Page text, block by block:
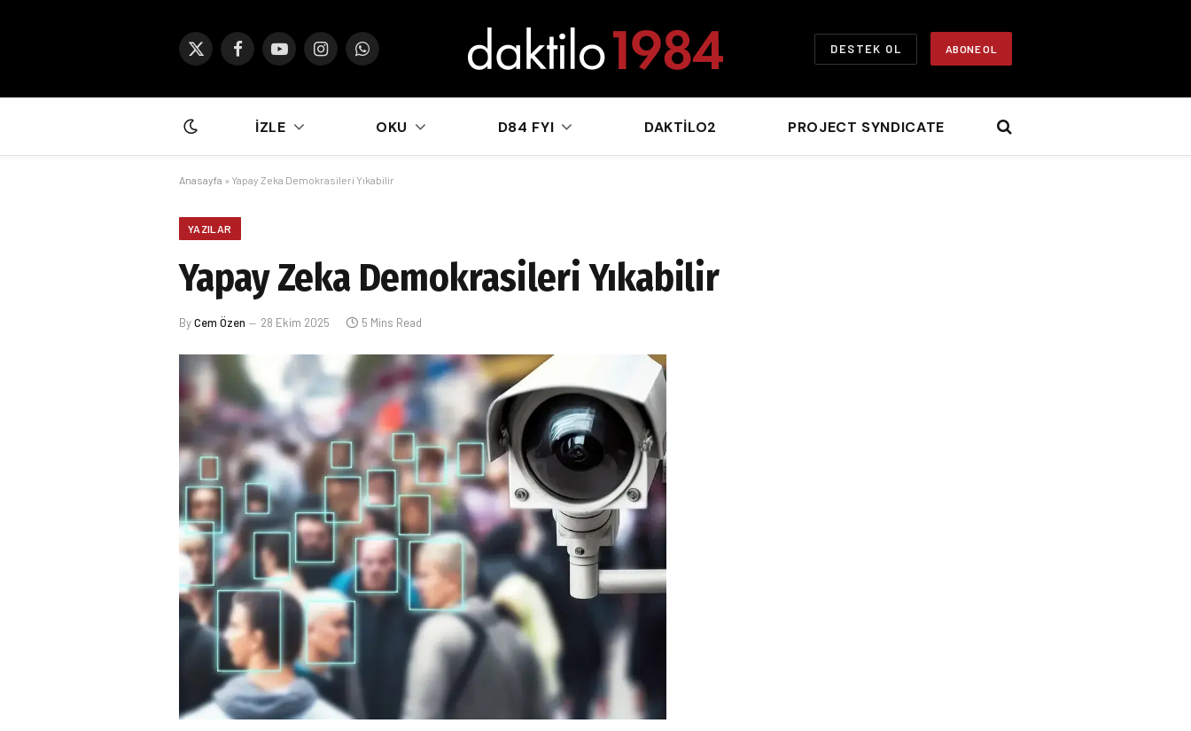
X
FacebookYouTubeInstagramWhatsApp
DESTEK OL ABONE OL
İZLE OKU D84 FYI DAKTILO2 PROJECT SYNDICATE
Anasayfa » Yapay Zeka Demokrasileri Yıkabilir
YAZILAR
Yapay Zeka Demokrasileri Yıkabilir
ByCem Özen 28 Ekim 2025 5 Mins Read